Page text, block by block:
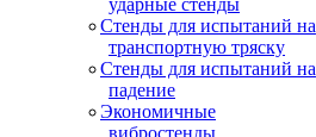
ударные стенды
Стенды для испытаний на
транспортную тряску
Стенды для испытаний на
падение
Экономичные
вибростенды